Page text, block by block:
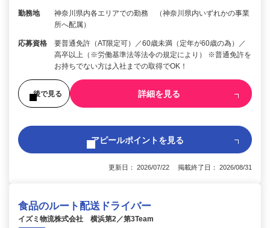
勤務地
神奈川県内各エリアでの勤務 （神奈川県内いずれかの事業
所へ配属）
応募資格
要普通免許（AT限定可）／60歳未満（定年が60歳の為）／
高卒以上（※労働基準法等法令の規定により） ※普通免許を
お持ちでない方は入社までの取得でOK！
後で見る 詳細を見る
アピールポイントを見る
更新日： 2026/07/22 掲載終了日： 2026/08/31
食品のルート配送ドライバー
イズミ物流株式会社 横浜第2／第3Team